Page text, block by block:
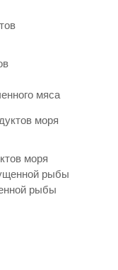
мяса
моря
моря
рыбы
рыбы